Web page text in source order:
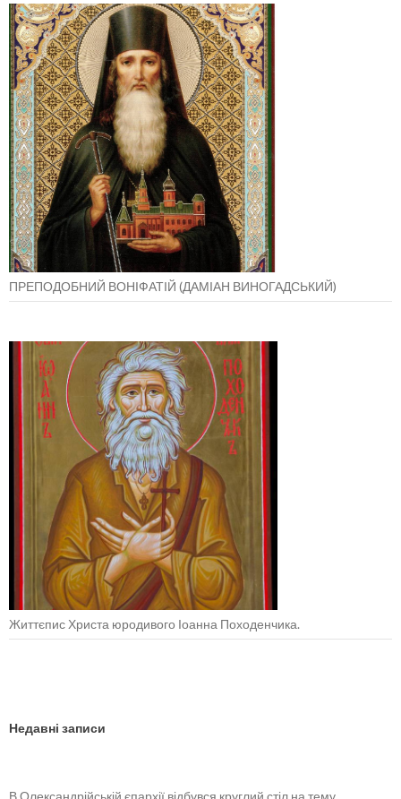
ПРЕПОДОБНИЙ ВОНІФАТІЙ (ДАМІАН ВИНОГАДСЬКИЙ)
Життєпис Христа юродивого Іоанна Походенчика.
Недавні записи